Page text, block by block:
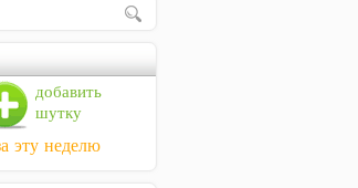
добавить
шутку
эту неделю